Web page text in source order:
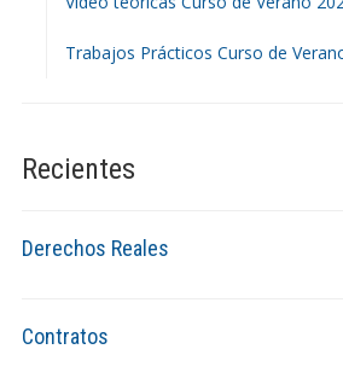
Trabajos Prácticos Curso de
Recientes
Derechos Reales
Contratos